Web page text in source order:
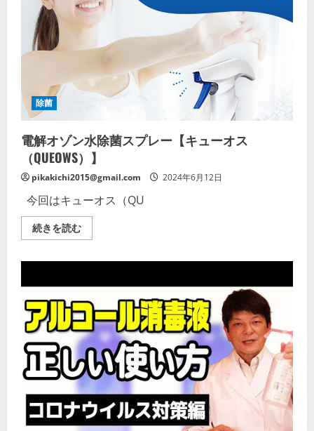
《タ
ク
リ
【fafra
シ
ュ
ウ
ー】
の
詳
細
を
覧
く
だ
さ
除菌
電解オゾン水除菌スプレー【キューオス
（QUEOWS）】
pikakichi2015@gmail.com 2024年6月12日
今回はキューオス（QU
続きを読む電
解
除
ス
プ
レ
ー
【キ
ュ
ー
オ
ス
（QUEOWS）】
の
詳
細